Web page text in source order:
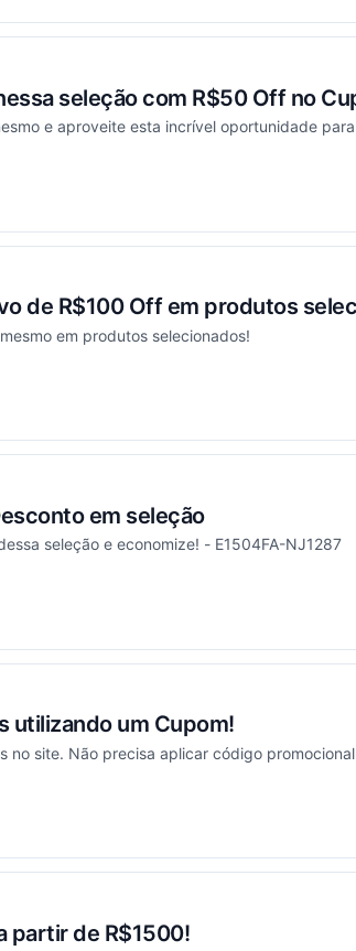
seleção com R$50 Off no
e aproveite esta incrível oportunidade
de R$100 Off em produtos
em produtos selecionados!
em seleção
seleção e economize! - E1504FA-NJ1287
utilizando um Cupom!
no site. Não precisa aplicar código promocional
partir de R$1500!